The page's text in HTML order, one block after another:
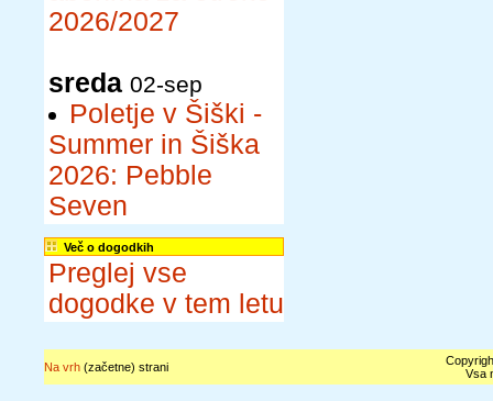
2026/2027
sreda 02-sep
Poletje v Šiški -
Summer in Šiška
2026: Pebble
Seven
Več o dogodkih
Preglej vse
dogodke v tem letu
Na vrh(začetne) strani
Vsa